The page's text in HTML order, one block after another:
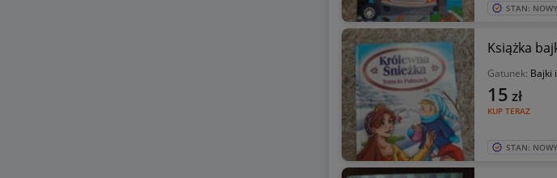
STAN: NOWY
Książka
Gatunek: Bajki
KUP TERAZ
15 zł
STAN: NOWY